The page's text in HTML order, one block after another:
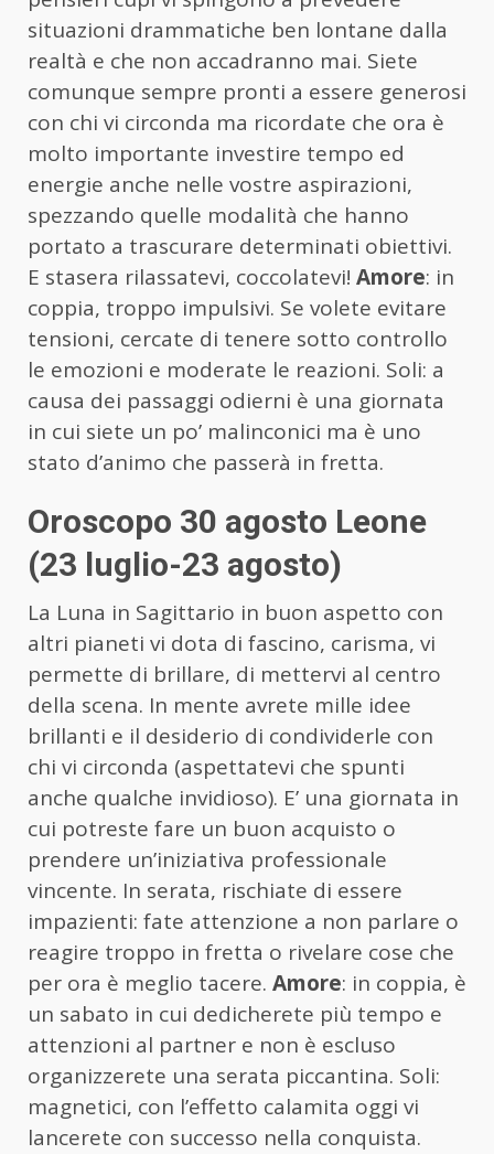
situazioni drammatiche ben lontane dalla
realtà e che non accadranno mai. Siete
comunque sempre pronti a essere generosi
con chi vi circonda ma ricordate che ora è
molto importante investire tempo ed
energie anche nelle vostre aspirazioni,
spezzando quelle modalità che hanno
portato a trascurare determinati obiettivi.
E stasera rilassatevi, coccolatevi! Amore: in
coppia, troppo impulsivi. Se volete evitare
tensioni, cercate di tenere sotto controllo
le emozioni e moderate le reazioni. Soli: a
causa dei passaggi odierni è una giornata
in cui siete un po’ malinconici ma è uno
stato d’animo che passerà in fretta.
Oroscopo 30 agosto Leone
(23 luglio-23 agosto)
La Luna in Sagittario in buon aspetto con
altri pianeti vi dota di fascino, carisma, vi
permette di brillare, di mettervi al centro
della scena. In mente avrete mille idee
brillanti e il desiderio di condividerle con
chi vi circonda (aspettatevi che spunti
anche qualche invidioso). E’ una giornata in
cui potreste fare un buon acquisto o
prendere un’iniziativa professionale
vincente. In serata, rischiate di essere
impazienti: fate attenzione a non parlare o
reagire troppo in fretta o rivelare cose che
per ora è meglio tacere. Amore: in coppia, è
un sabato in cui dedicherete più tempo e
attenzioni al partner e non è escluso
organizzerete una serata piccantina. Soli:
magnetici, con l’effetto calamita oggi vi
lancerete con successo nella conquista.